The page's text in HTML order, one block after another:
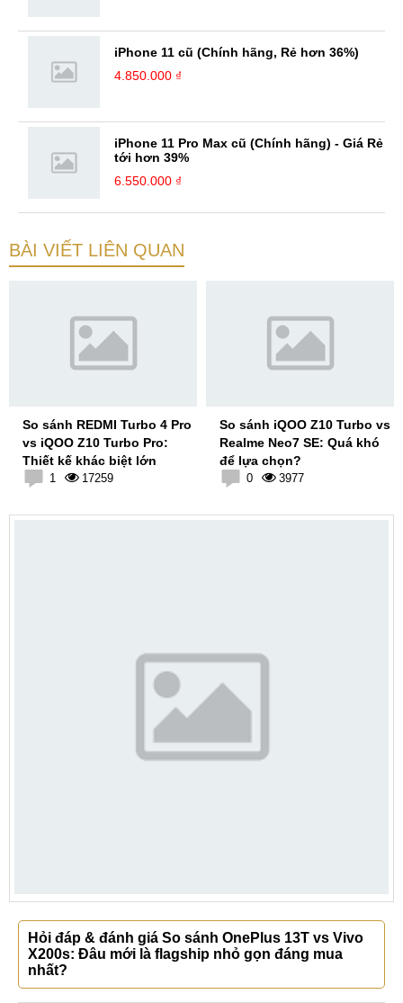
iPhone 11 cũ (Chính hãng, Rẻ hơn 36%)
4.850.000 ₫
iPhone 11 Pro Max cũ (Chính hãng) - Giá Rẻ
tới hơn 39%
6.550.000 ₫
BÀI VIẾT LIÊN QUAN
So sánh REDMI Turbo 4 Pro
vs iQOO Z10 Turbo Pro:
Thiết kế khác biệt lớn
1 17259
So sánh iQOO Z10 Turbo vs
Realme Neo7 SE: Quá khó
để lựa chọn?
0 3977
Hỏi đáp & đánh giá So sánh OnePlus 13T vs Vivo
X200s: Đâu mới là flagship nhỏ gọn đáng mua
nhất?